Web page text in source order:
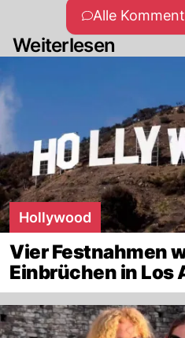
Alle
Weiterlesen
Hollywood
Vier Festnahmen
Einbrüchen in Los